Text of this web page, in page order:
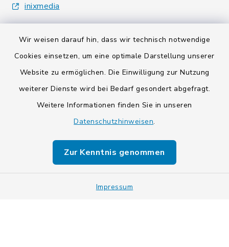
Wir weisen darauf hin, dass wir technisch notwendige
Cookies einsetzen, um eine optimale Darstellung unserer
Website zu ermöglichen. Die Einwilligung zur Nutzung
weiterer Dienste wird bei Bedarf gesondert abgefragt.
Weitere Informationen finden Sie in unseren
Datenschutzhinweisen.
Zur Kenntnis genommen
Impressum
inixmedia
Barrierefreiheit
Impressum
Sitemap